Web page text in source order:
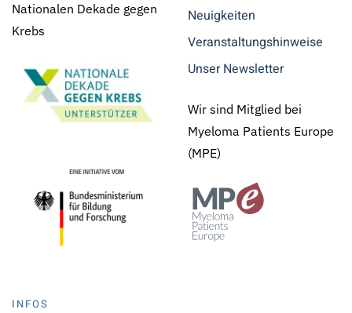
Nationalen Dekade gegen
Krebs
Neuigkeiten
Veranstaltungshinweise
Unser Newsletter
Wir sind Mitglied bei
Myeloma Patients Europe
(MPE)
INFOS